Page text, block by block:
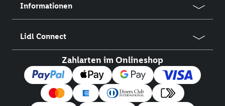
Informationen
Lidl Connect
Zahlarten im Onlineshop